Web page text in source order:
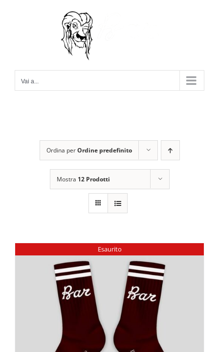
Vai a...
Ordina perOrdine predefinito
Mostra 12 Prodotti
Esaurito